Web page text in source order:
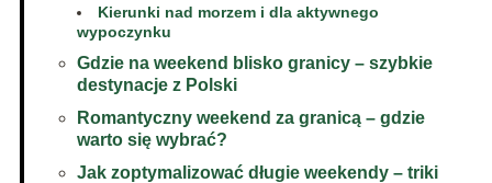
Kierunki nad morzem i dla aktywnego
wypoczynku
Gdzie na weekend blisko granicy – szybkie
destynacje z Polski
Romantyczny weekend za granicą – gdzie
warto się wybrać?
Jak zoptymalizować długie weekendy – triki